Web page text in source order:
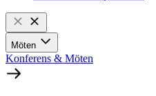
Möten
Konferens & Möten